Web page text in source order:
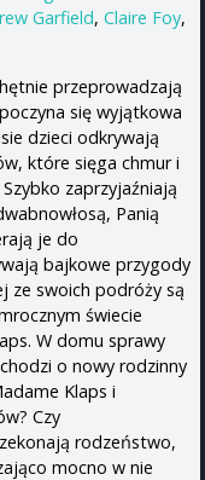
Garfield, Claire Foy,
przeprowadzają
się wyjątkowa
dzieci odkrywają
które sięga chmur i
zaprzyjaźniają
Panią
je do
bajkowe przygody
swoich podróży są
świecie
W domu sprawy
o nowy rodzinny
Klaps i
Czy
rodzeństwo,
mocno w nie